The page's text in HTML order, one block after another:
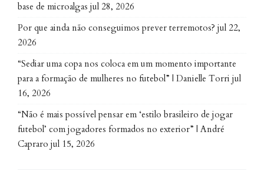
base de microalgas jul 28, 2026
Por que ainda não conseguimos prever terremotos? jul 22,
2026
“Sediar uma copa nos coloca em um momento importante
para a formação de mulheres no futebol” | Danielle Torri jul
16, 2026
“Não é mais possível pensar em ‘estilo brasileiro de jogar
futebol’ com jogadores formados no exterior” | André
Capraro jul 15, 2026